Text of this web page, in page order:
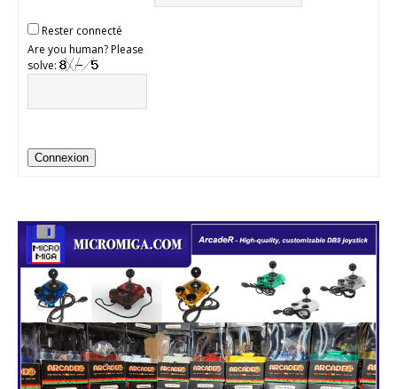
Rester connecté
Are you human? Please
solve:
Connexion